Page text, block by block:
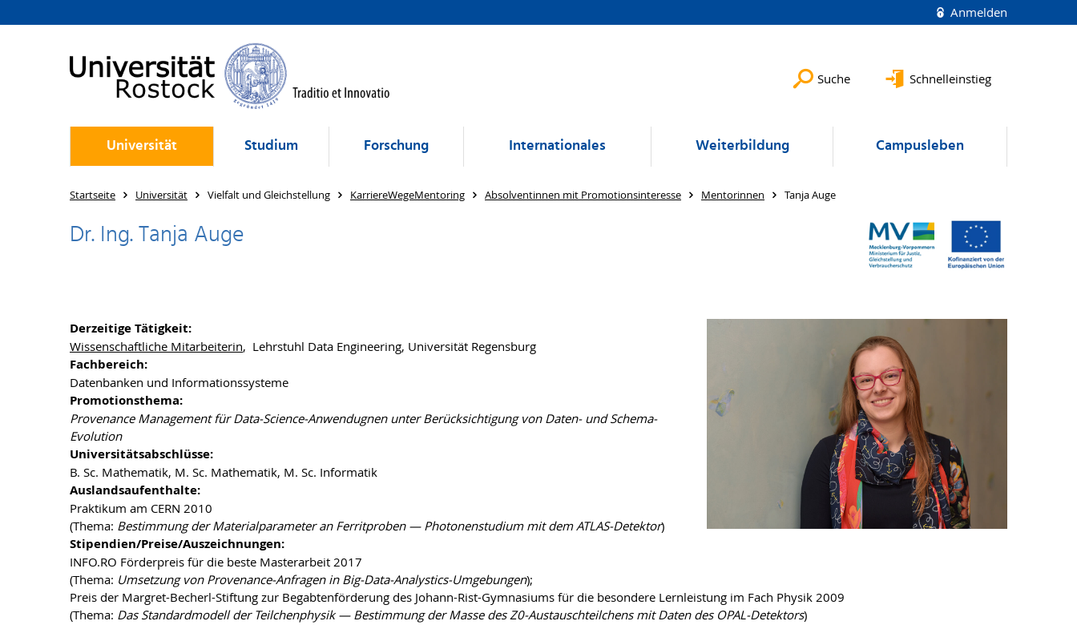
Anmelden
Suche Schnelleinstieg
Universität Studium Forschung Internationales Weiterbildung Campusleben
Startseite Universität Vielfalt und Gleichstellung KarriereWegeMentoring Absolventinnen mit Promotionsinteresse Mentorinnen Tanja Auge
Dr. Ing. Tanja Auge
Derzeitige Tätigkeit:
Wissenschaftliche Mitarbeiterin, Lehrstuhl Data Engineering, Universität Regensburg
Fachbereich:
Datenbanken und Informationssysteme
Promotionsthema:
Provenance Management für Data-Science-Anwendugnen unter Berücksichtigung von Daten- und Schema-
Evolution
Universitätsabschlüsse:
B. Sc. Mathematik, M. Sc. Mathematik, M. Sc. Informatik
Auslandsaufenthalte:
Praktikum am CERN 2010
(Thema: Bestimmung der Materialparameter an Ferritproben — Photonenstudium mit dem ATLAS-Detektor)
Stipendien/Preise/Auszeichnungen:
INFO.RO Förderpreis für die beste Masterarbeit 2017
(Thema: Umsetzung von Provenance-Anfragen in Big-Data-Analystics-Umgebungen);
Preis der Margret-Becherl-Stiftung zur Begabtenförderung des Johann-Rist-Gymnasiums für die besondere Lernleistung im Fach Physik 2009
(Thema: Das Standardmodell der Teilchenphysik — Bestimmung der Masse des Z0-Austauschteilchens mit Daten des OPAL-Detektors)